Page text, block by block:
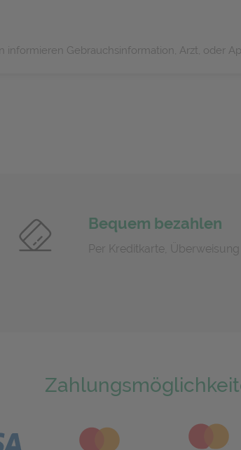
Gebrauchsinformation, Arzt, oder
Bequem bezahlen
Per Kreditkarte,